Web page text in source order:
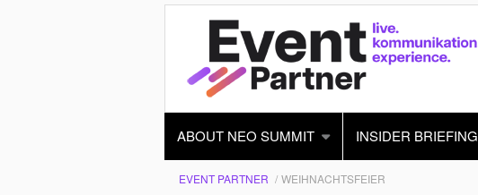
ABOUT NEO SUMMIT INSIDER BRIEFING
EVENT PARTNER WEIHNACHTSFEIER